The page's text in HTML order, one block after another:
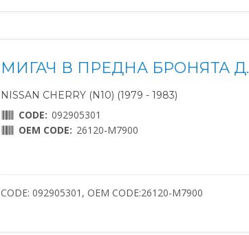
МИГАЧ В ПРЕДНА БРОНЯТА Д.
NISSAN CHERRY (N10) (1979 - 1983)
CODE: 092905301
OEM CODE: 26120-M7900
CODE: 092905301, OEM CODE:26120-M7900